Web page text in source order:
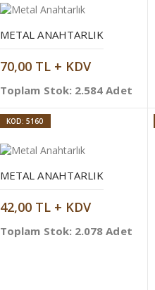
METAL ANAHTARLIK
70,00 TL + KDV
Toplam Stok: 2.584 Adet
KOD: 5160
METAL ANAHTARLIK
42,00 TL + KDV
Toplam Stok: 2.078 Adet